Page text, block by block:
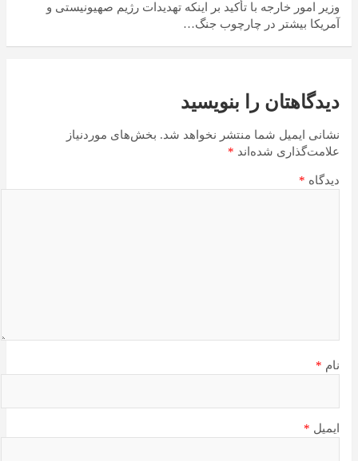
وزیر امور خارجه با تأکید بر اینکه تهدیدات رژیم صهیونیستی و
آمریکا بیشتر در چارچوب جنگ…
دیدگاهتان را بنویسید
نشانی ایمیل شما منتشر نخواهد شد. بخش‌های موردنیاز
علامت‌گذاری شده‌اند *
دیدگاه *
نام *
ایمیل *